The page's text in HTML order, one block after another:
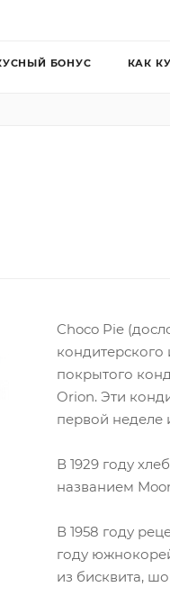
БОНУС КАК
Choco Pie
кондитерского
покрытого
Orion. Эти
первой неделе
В 1929 году
названием
В 1958 году
году
из бисквита,